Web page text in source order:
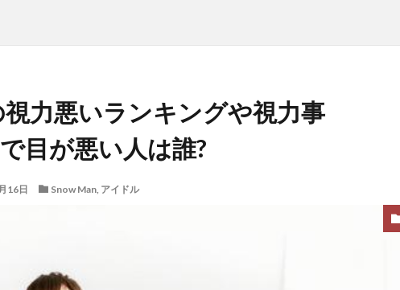
力悪いランキングや視力事
目が悪い人は誰?
16日 Snow Man, アイドル